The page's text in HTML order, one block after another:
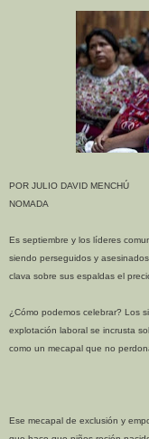
POR JULIO DAVID MENCHÚ
NOMADA
Es septiembre y los líderes
siendo perseguidos y
clava sobre sus espaldas el
¿Cómo podemos celebrar? Los
explotación laboral se incrusta
como un mecapal que no
Ese mecapal de exclusión y